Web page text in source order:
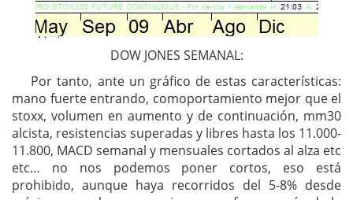
DOW JONES SEMANAL:
Por tanto, ante un gráfico de estas características:
mano fuerte entrando, comoportamiento mejor que el
stoxx, volumen en aumento y de continuación, mm30
alcista, resistencias superadas y libres hasta los 11.000-
11.800, MACD semanal y mensuales cortados al alza etc
etc… no nos podemos poner cortos, eso está
prohibido, aunque haya recorridos del 5-8% desde